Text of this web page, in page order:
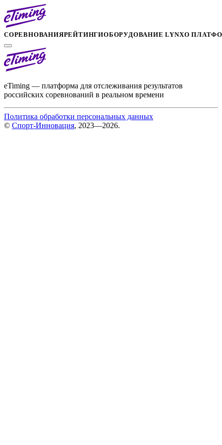
СОРЕВНОВАНИЯРЕЙТИНГИОБОРУДОВАНИЕ LYNXО
eTiming — платформа для отслеживания результатов
российских соревнований в реальном времени
Политика обработки персональных данных
© Спорт-Инновация, 2023—2026.